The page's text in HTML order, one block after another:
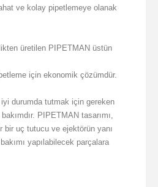
ve kolay pipetlemeye olanak
üretilen PIPETMAN üstün
için ekonomik çözümdür.
iyi durumda tutmak için gereken
PIPETMAN tasarımı,
bir uç tutucu ve ejektörün yanı
yapılabilecek parçalara